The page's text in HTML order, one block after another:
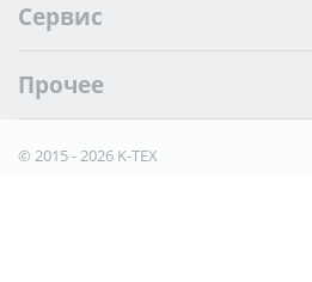
Сервис
Прочее
© 2015 - 2026 K-TEX